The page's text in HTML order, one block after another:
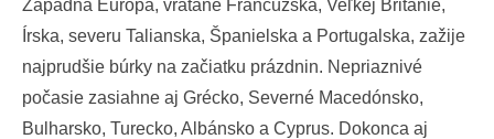
Západná Európa, vrátane Francúzska, Veľkej Británie,
Írska, severu Talianska, Španielska a Portugalska, zažije
najprudšie búrky na začiatku prázdnin. Nepriaznivé
počasie zasiahne aj Grécko, Severné Macedónsko,
Bulharsko, Turecko, Albánsko a Cyprus. Dokonca aj